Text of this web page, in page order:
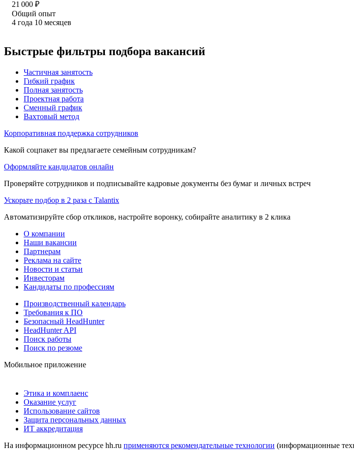
21 000 ₽
Общий опыт
4 года 10 месяцев
Быстрые фильтры подбора вакансий
Частичная занятость
Гибкий график
Полная занятость
Проектная работа
Сменный график
Вахтовый метод
Корпоративная поддержка сотрудников
Какой соцпакет вы предлагаете семейным сотрудникам?
Оформляйте кандидатов онлайн
Проверяйте сотрудников и подписывайте кадровые документы без бумаг и личных встреч
Ускорьте подбор в 2 раза с Talantix
Автоматизируйте сбор откликов, настройте воронку, собирайте аналитику в 2 клика
О компании
Наши вакансии
Партнерам
Реклама на сайте
Новости и статьи
Инвесторам
Кандидаты по профессиям
Производственный календарь
Требования к ПО
Безопасный HeadHunter
HeadHunter API
Поиск работы
Поиск по резюме
Мобильное приложение
Этика и комплаенс
Оказание услуг
Использование сайтов
Защита персональных данных
ИТ аккредитация
На информационном ресурсе hh.ru применяются рекомендательные технологии (информационные